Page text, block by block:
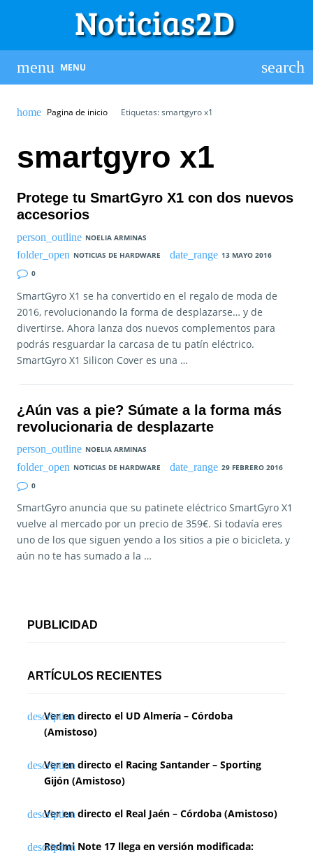
MENU
Pagina de inicio Etiquetas: smartgyro x1
smartgyro x1
Protege tu SmartGyro X1 con dos nuevos
accesorios
NOELIA ARMINAS
NOTICIAS DE HARDWARE
13 MAYO 2016
0
SmartGyro X1 se ha convertido en el regalo de moda de
2016, revolucionando la forma de desplazarse… y de
divertirse. Ahora lanza dos nuevos complementos para
podrás resguardar la carcasa de tu patín eléctrico.
SmartGyro X1 Silicon Cover es una …
¿Aún vas a pie? Súmate a la forma más
revolucionaria de desplazarte
NOELIA ARMINAS
NOTICIAS DE HARDWARE
29 FEBRERO 2016
0
SmartGyro anuncia que su patinete eléctrico SmartGyro X1
vuelve al mercado por un precio de 359€. Si todavía eres
uno de los que siguen yendo a los sitios a pie o bicicleta, y
aún no te has sumado a la …
PUBLICIDAD
ARTÍCULOS RECIENTES
Ver en directo el UD Almería – Córdoba
(Amistoso)
Ver en directo el Racing Santander – Sporting
Gijón (Amistoso)
Ver en directo el Real Jaén – Córdoba (Amistoso)
Redmi Note 17 llega en versión modificada: